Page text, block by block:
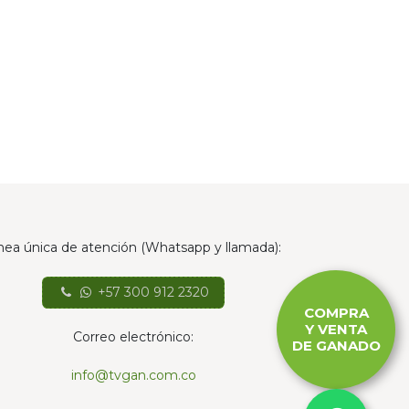
única de atención (Whatsapp y llamada):
+57 300 912 2320
Correo electrónico:
info@tvgan.com.co
COMPRA
Y VENTA
DE GANADO